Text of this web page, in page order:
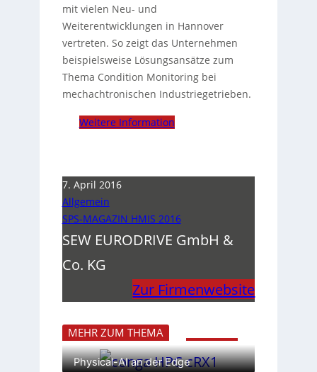
mit vielen Neu- und
Weiterentwicklungen in Hannover
vertreten. So zeigt das Unternehmen
beispielsweise Lösungsansätze zum
Thema Condition Monitoring bei
mechachtronischen Industriegetrieben.
Weitere Information
7. April 2016
Allgemein
SPS-MAGAZIN HMIS 2016
SEW EURODRIVE GmbH &
Co. KG
Zur Firmenwebsite
MEHR ZUM THEMA
Physical-AI an der Edge